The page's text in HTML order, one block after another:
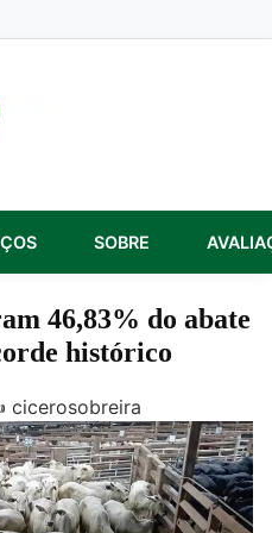
SOBRE
46,83% do abate
histórico